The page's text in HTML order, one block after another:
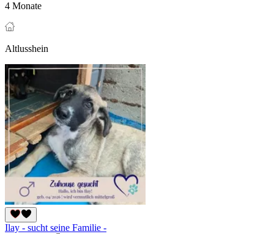
4 Monate
Altlusshein
Ilay - sucht seine Familie -